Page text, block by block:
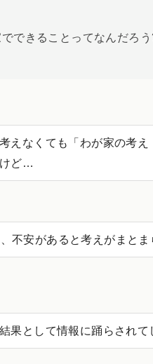
できることってなんだろ
えなくても「わが家の考
ど…
不安があると考えがまと
果として情報に踊らされて